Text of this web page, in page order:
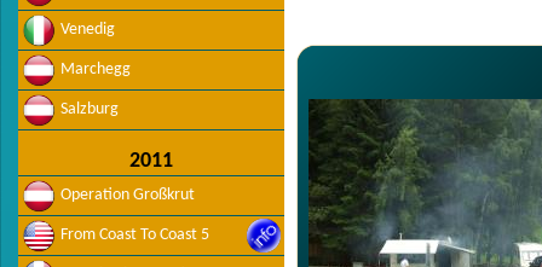
Venedig
Marchegg
Salzburg
2011
Operation Großkrut
From Coast To Coast 5